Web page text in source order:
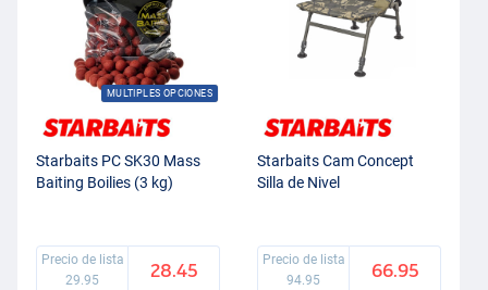
MULTIPLES OPCIONES
Starbaits PC SK30 Mass
Baiting Boilies (3 kg)
Precio de lista
29.95
28.45
Starbaits Cam Concept
Silla de Nivel
Precio de lista
94.95
66.95